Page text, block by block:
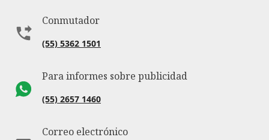
Conmutador
(55) 5362 1501
Para informes sobre publicidad
(55) 2657 1460
Correo electrónico